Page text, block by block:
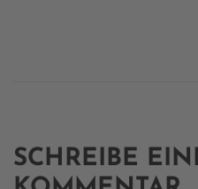
SCHREIBE